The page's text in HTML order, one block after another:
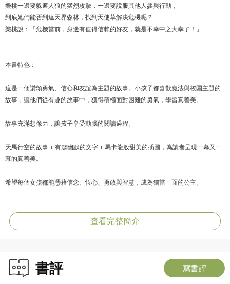
樂桃一邊要躲避人狼的猛烈攻擊，一邊要說服其他人參與行動，
到底她們能否到達天界森林，找到天使草解決危機呢？
樂桃說：「危機當前，身邊有值得信賴的好友，就是不幸中之大幸了！」
本書特色：
這是一個讚頌勇氣、信心和友誼為主題的故事。小孩子都喜歡魔法與校園主題的
故事，讓他們從有趣的故事中，獲得積極面對困難的勇氣，學習真善美。
故事充滿想像力，讓孩子享受動腦的閱讀過程。
天馬行空的故事 + 有趣幽默的文字 + 馬卡龍般甜美的插圖，為讀者呈現一幕又一
幕的真善美。
希望每個女孩都能憑藉信念、恆心、勇敢與智慧，成為獨當一面的公主。
協會主辦的2018年「第15屆 小學生書叢榜」十本好書選舉的「十本好書」之
一，大受老師學生歡迎﹗
作者簡介：
查看完整簡介
書評 寫書評